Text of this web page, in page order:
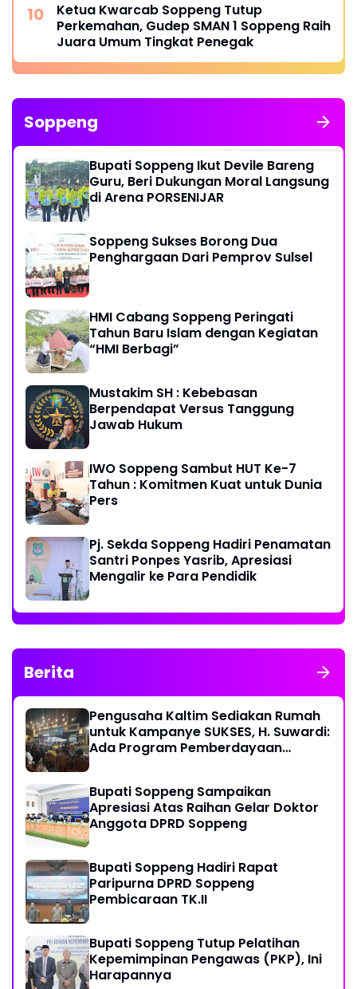
Ketua Kwarcab Soppeng Tutup
Perkemahan, Gudep SMAN 1 Soppeng Raih
Juara Umum Tingkat Penegak
Soppeng
Bupati Soppeng Ikut Devile Bareng
Guru, Beri Dukungan Moral Langsung
di Arena PORSENIJAR
Soppeng Sukses Borong Dua
Penghargaan Dari Pemprov Sulsel
HMI Cabang Soppeng Peringati
Tahun Baru Islam dengan Kegiatan
“HMI Berbagi”
Mustakim SH : Kebebasan
Berpendapat Versus Tanggung
Jawab Hukum
IWO Soppeng Sambut HUT Ke-7
Tahun : Komitmen Kuat untuk Dunia
Pers
Pj. Sekda Soppeng Hadiri Penamatan
Santri Ponpes Yasrib, Apresiasi
Mengalir ke Para Pendidik
Berita
Pengusaha Kaltim Sediakan Rumah
untuk Kampanye SUKSES, H. Suwardi:
Ada Program Pemberdayaan
Bupati Soppeng Sampaikan
Apresiasi Atas Raihan Gelar Doktor
Anggota DPRD Soppeng
Bupati Soppeng Hadiri Rapat
Paripurna DPRD Soppeng
Pembicaraan TK.II
Bupati Soppeng Tutup Pelatihan
Kepemimpinan Pengawas (PKP), Ini
Harapannya